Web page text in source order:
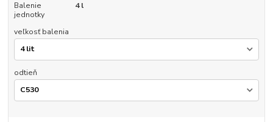
Balenie
jednotky
4 l
veľkosť balenia
odtieň